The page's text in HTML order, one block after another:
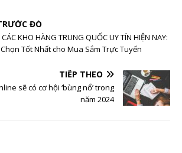
ĐÓ
KHO HÀNG TRUNG QUỐC UY TÍN HIỆN NAY:
Tốt Nhất cho Mua Sắm Trực Tuyến
TIẾP THEO
sẽ có cơ hội ‘bùng nổ’ trong
năm 2024